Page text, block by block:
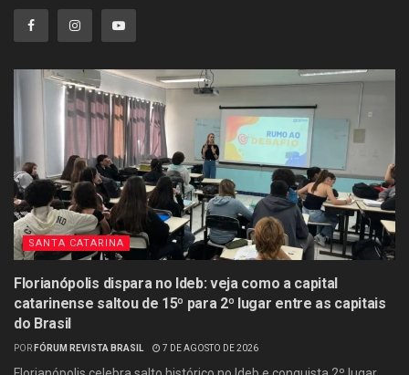
SANTA CATARINA
Florianópolis dispara no Ideb: veja como a capital
catarinense saltou de 15º para 2º lugar entre as capitais
do Brasil
POR FÓRUM REVISTA BRASIL 7 DE AGOSTO DE 2026